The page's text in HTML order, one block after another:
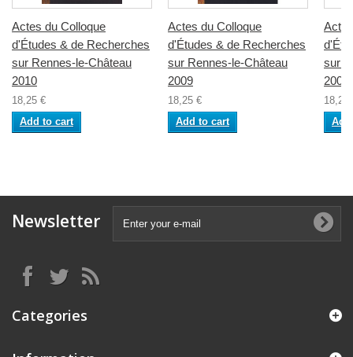
Actes du Colloque
d'Études & de Recherches
sur Rennes-le-Château
2010
18,25 €
Add to cart
Actes du Colloque
d'Études & de Recherches
sur Rennes-le-Château
2009
18,25 €
Add to cart
sur
2008
18,25
Newsletter
Categories